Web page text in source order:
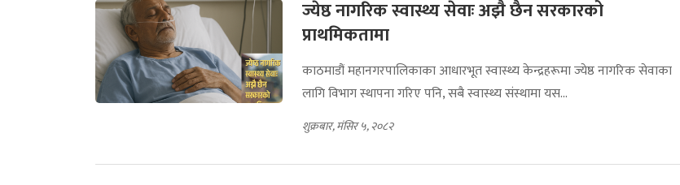
ज्येष्ठ नागरिक स्वास्थ्य सेवाः अझै छैन सरकारको
प्राथमिकतामा
काठमाडौं महानगरपालिकाका आधारभूत स्वास्थ्य केन्द्रहरूमा ज्येष्ठ नागरिक सेवाका
लागि विभाग स्थापना गरिए पनि, सबै स्वास्थ्य संस्थामा यस...
शुक्रबार, मंसिर ५, २०८२